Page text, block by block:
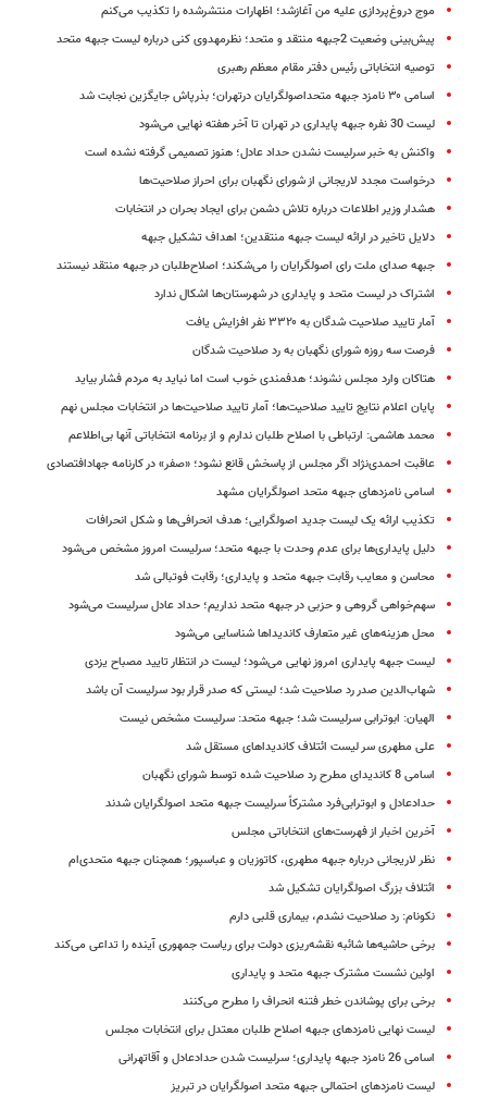
موج دروغ‌پردازی علیه من آغازشد؛ اظهارات منتشرشده را تکذیب می‌کنم
پیش‌بینی وضعیت 2جبهه منتقد و متحد؛ نظرمهدوی کنی درباره لیست جبهه متحد
توصیه انتخاباتی رئیس دفتر مقام معظم رهبری
اسامی ۳۰ نامزد جبهه متحداصولگرایان درتهران؛ بذرپاش جایگزین نجابت شد
لیست 30 نفره جبهه پایداری در تهران تا آخر هفته نهایی می‌شود
واکنش به خبر سرلیست نشدن حداد عادل؛ هنوز تصمیمی گرفته نشده است
درخواست مجدد لاریجانی از شورای نگهبان برای احراز صلاحیت‌ها
هشدار وزیر اطلاعات درباره تلاش دشمن برای ایجاد بحران در انتخابات
دلایل تاخیر در ارائه لیست جبهه منتقدین؛ اهداف تشکیل جبهه
جبهه صدای ملت رای اصولگرایان را می‌شکند؛ اصلاح‌طلبان در جبهه منتقد نیستند
اشتراک در لیست متحد و پایداری در شهرستان‌ها اشکال ندارد
آمار تایید صلاحیت شدگان به ۳۳۲۰ نفر افزایش یافت
فرصت سه روزه شورای نگهبان به رد صلاحیت شدگان
هتاکان وارد مجلس نشوند؛ هدفمندی خوب است اما نباید به مردم فشار بیاید
پایان اعلام نتایج تایید صلاحیت‌ها؛ آمار تایید صلاحیت‌ها در انتخابات مجلس نهم
محمد هاشمی: ارتباطی با اصلاح طلبان ندارم و از برنامه انتخاباتی آنها بی‌اطلاعم
عاقبت احمدی‌نژاد اگر مجلس از پاسخش قانع نشود؛ «صفر» در کارنامه جهادافتصادی
اسامی نامزدهای جبهه متحد اصولگرایان مشهد
تکذیب ارائه یک لیست جدید اصولگرایی؛ هدف انحرافی‌ها و شکل انحرافات
دلیل پایداری‌ها برای عدم وحدت با جبهه متحد؛ سرلیست امروز مشخص می‌شود
محاسن و معایب رقابت جبهه متحد و پایداری؛ رقابت فوتبالی شد
سهم‌خواهی گروهی و حزبی در جبهه متحد نداریم؛ حداد عادل سرلیست می‌شود
محل هزینه‌های غیر متعارف کاندیداها شناسایی می‌شود
لیست جبهه پایداری امروز نهایی می‌شود؛ لیست در انتظار تایید مصباح یزدی
شهاب‌الدین صدر رد صلاحیت شد؛ لیستی که صدر قرار بود سرلیست آن باشد
الهیان: ابوترابی سرلیست شد؛ جبهه متحد: سرلیست مشخص نیست
علی مطهری سر لیست ائتلاف کاندیداهای مستقل شد
اسامی 8 کاندیدای مطرح رد صلاحیت شده توسط شورای نگهبان
حدادعادل و ابوترابی‌فرد مشترکاً سرلیست جبهه متحد اصولگرایان شدند
آخرین اخبار از فهرست‌های انتخاباتی مجلس
نظر لاریجانی درباره جبهه مطهری، کاتوزیان و عباسپور؛ همچنان جبهه متحدی‌ام
ائتلاف بزرگ اصولگرایان تشکیل شد
نکونام: رد صلاحیت نشدم، بیماری قلبی دارم
برخی حاشیه‌ها شائبه نقشه‌ریزی دولت برای ریاست جمهوری آینده را تداعی می‌کند
اولین نشست مشترک جبهه متحد و پایداری
برخی برای پوشاندن خطر فتنه انحراف را مطرح می‌کنند
لیست نهایی نامزدهای جبهه اصلاح طلبان معتدل برای انتخابات مجلس
اسامی 26 نامزد جبهه پایداری؛ سرلیست شدن حدادعادل و آقاتهرانی
لیست نامزدهای احتمالی جبهه متحد اصولگرایان در تبریز